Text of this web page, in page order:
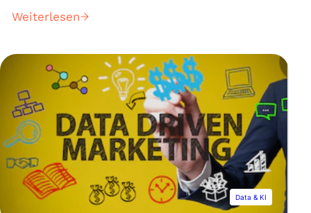
Weiterlesen
Data & KI